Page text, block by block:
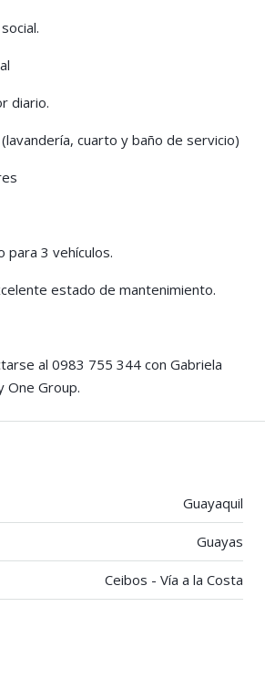
diario.
cuarto y baño de servicio)
3 vehículos.
estado de mantenimiento.
al 0983 755 344 con Gabriela
One Group.
Guayaquil
Guayas
Ceibos - Vía a la Costa